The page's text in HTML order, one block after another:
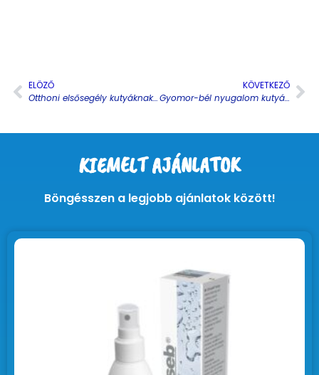
ELÖZŐ
Otthoni elsősegély kutyáknak és macskáknak: mit tegyél az első 10 percben, amíg úton vagytok az állatorvoshoz
KÖVETKEZŐ
Gyomor-bél nyugalom kutyáknál és macskáknál: hasmenés és hányás okos otthoni menedzsmentje, mikor kell azonnal orvos
KIEMELT AJÁNLATOK
Böngésszen a legjobb ajánlatok között!